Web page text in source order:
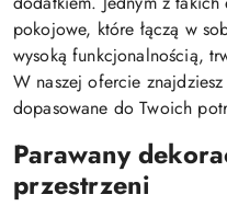
pokojowe, które łączą w
wysoką funkcjonalnością,
W naszej ofercie
dopasowane do Twoich
Parawany
przestrzeni